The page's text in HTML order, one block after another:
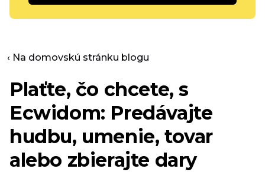
‹ Na domovskú stránku blogu
Plaťte, čo chcete, s
Ecwidom: Predávajte
hudbu, umenie, tovar
alebo zbierajte dary